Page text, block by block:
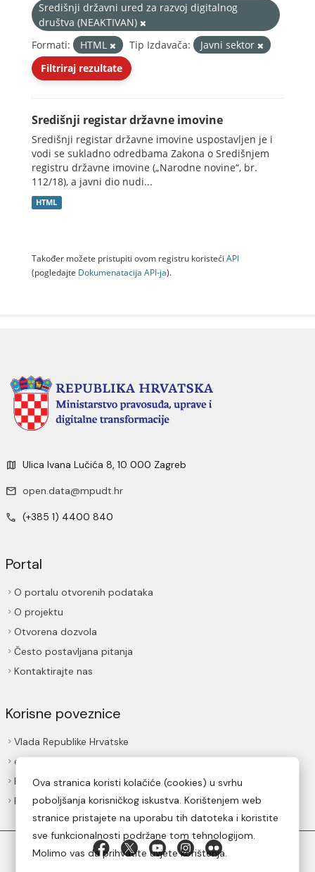
Središnji državni ured za razvoj digitalnog
društva (NEAKTIVAN)
Formati:
HTML Tip Izdavača:
Javni sektor
Filtriraj rezultate
Središnji registar državne imovine
Središnji registar državne imovine uspostavljen je i
vodi se sukladno odredbama Zakona o Središnjem
registru državne imovine („Narodne novine“, br.
112/18), a javni dio nudi...
HTML
Također možete pristupiti ovom registru koristeći API
(pogledajte Dokumenаtаcijа API-jа).